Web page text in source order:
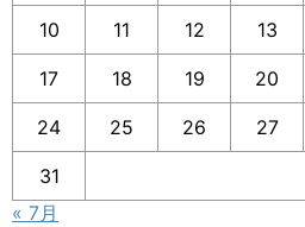
10 11 12 13
17 18 19 20
24 25 26 27
31
« 7月